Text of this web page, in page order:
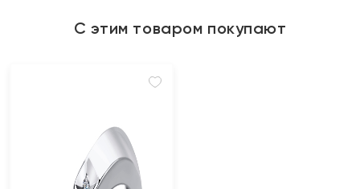
С этим товаром покупают